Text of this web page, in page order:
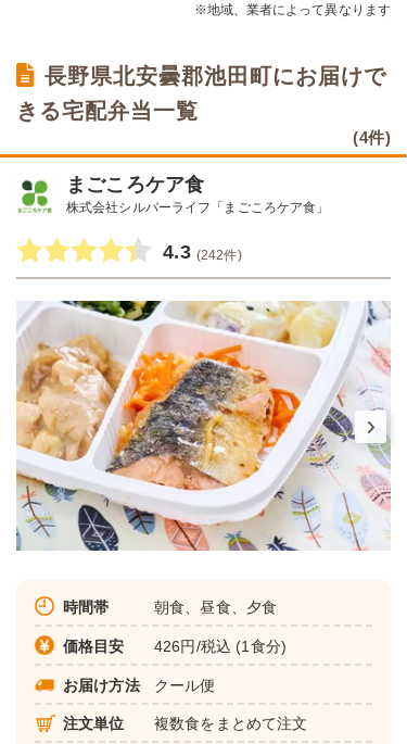
※地域、業者によって異なります
長野県北安曇郡池田町にお届けで
きる宅配弁当一覧
(4件)
まごころケア食
株式会社シルバーライフ「まごころケア食」
4.3 (242件)
時間帯 朝食、昼食、夕食
価格目安 426円/税込 (1食分)
お届け方法 クール便
注文単位 複数食をまとめて注文